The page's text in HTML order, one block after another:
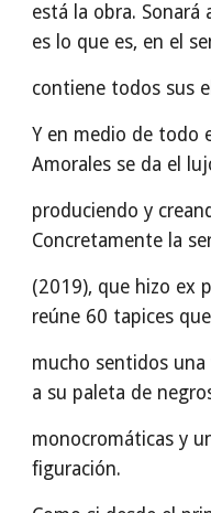
está la obra. Sonará
es lo que es, en el
contiene todos sus
Y en medio de todo
Amorales se da el
produciendo y
Concretamente la
(2019), que hizo ex
reúne 60 tapices
mucho sentidos
a su paleta de
monocromáticas y
figuración.